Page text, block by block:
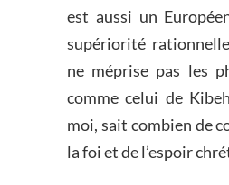
est aussi un
supériorité
ne méprise pas les
comme celui de
moi, sait combien de
la foi et de l’espoir